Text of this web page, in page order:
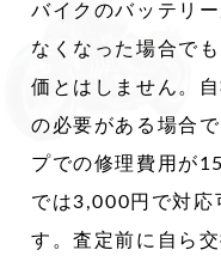
バイクのバッテリ
なくなった場合で
価とはしません。
の必要がある場合
プでの修理費用が
では3,000円で対応
す。査定前に自ら